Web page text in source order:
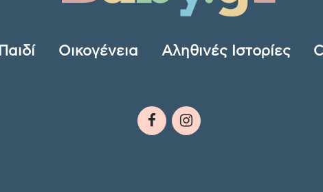
Παιδί Οικογένεια Αληθινές Ιστορίες